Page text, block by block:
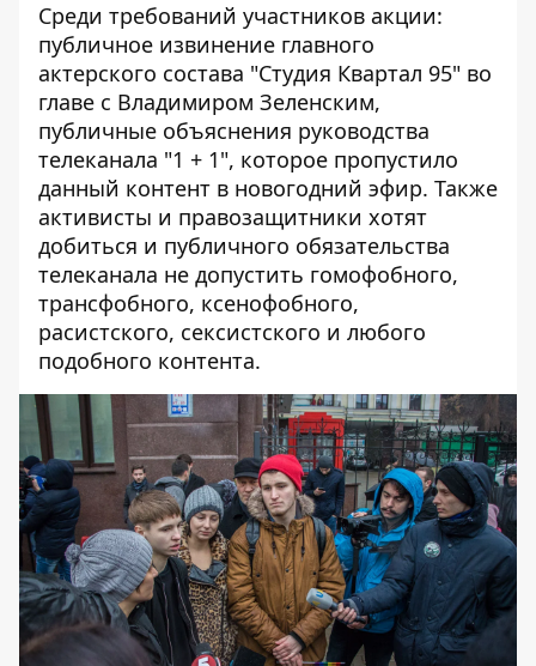
Среди требований участников акции:
публичное извинение главного
актерского состава "Студия Квартал 95" во
главе с Владимиром Зеленским,
публичные объяснения руководства
телеканала "1 + 1", которое пропустило
данный контент в новогодний эфир. Также
активисты и правозащитники хотят
добиться и публичного обязательства
телеканала не допустить гомофобного,
трансфобного, ксенофобного,
расистского, сексистского и любого
подобного контента.